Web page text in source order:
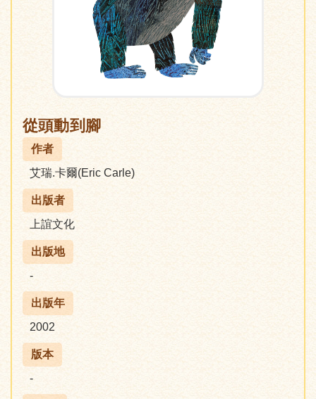
從頭動到腳
作者
艾瑞.卡爾(Eric Carle)
出版者
上誼文化
出版地
-
出版年
2002
版本
-